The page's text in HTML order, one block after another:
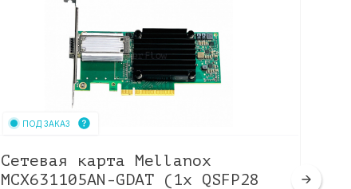
ПОД ЗАКАЗ
Сетевая карта Mellanox
MCX631105AN-GDAT (1x QSFP28